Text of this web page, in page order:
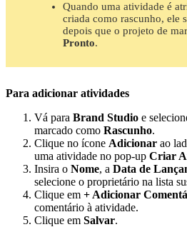
Quando uma atividade é
criada como rascunho, ele
depois que o projeto de
Pronto.
Para adicionar atividades
Vá para Brand Studio e
marcado como Rascunho.
Clique no ícone Adicionar ao
uma atividade no pop-up Criar
Insira o Nome, a Data de
selecione o proprietário na lista
Clique em + Adicionar
comentário à atividade.
Clique em Salvar.